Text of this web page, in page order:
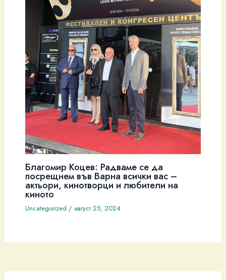
Благомир Коцев: Радваме се да
посрещнем във Варна всички вас –
актьори, кинотворци и любители на
киното
Uncategorized / август 25, 2024